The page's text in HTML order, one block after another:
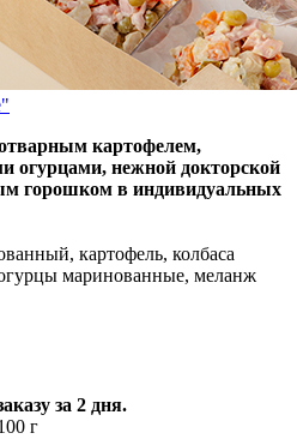
картофелем,
огурцами, нежной докторской
горошком в индивидуальных
картофель, колбаса
маринованные, меланж
за 2 дня.
г